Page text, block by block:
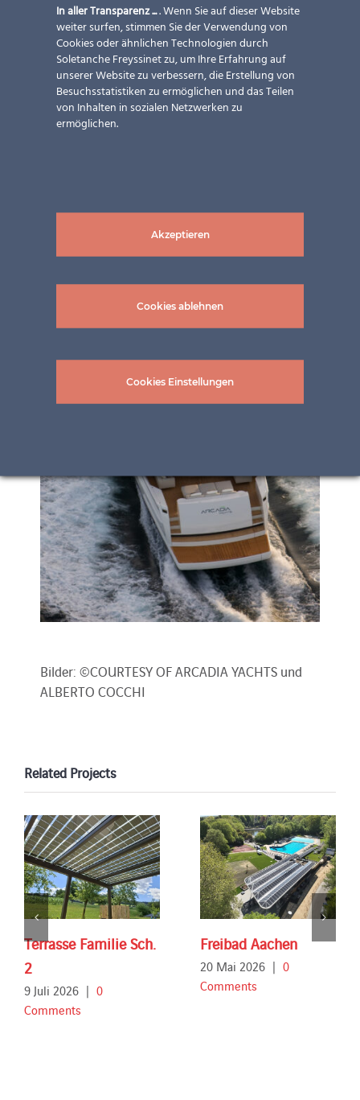
Bilder: ©COURTESY OF ARCADIA YACHTS und
ALBERTO COCCHI
Related Projects
Terrasse Familie Sch.
2
9 Juli 2026 | 0
Comments
Freibad Aachen
20 Mai 2026 | 0
Comments
In aller Transparenz .... Wenn Sie auf dieser Website
weiter surfen, stimmen Sie der Verwendung von
Cookies oder ähnlichen Technologien durch
Soletanche Freyssinet zu, um Ihre Erfahrung auf
unserer Website zu verbessern, die Erstellung von
Besuchsstatistiken zu ermöglichen und das Teilen
von Inhalten in sozialen Netzwerken zu
ermöglichen.
Akzeptieren
Cookies ablehnen
Cookies Einstellungen